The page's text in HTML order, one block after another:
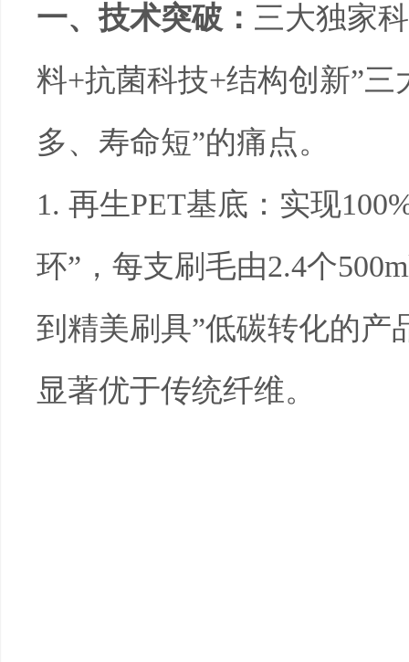
一、技术突破： 三大独家
料+抗菌科技+结构创新”三
多、寿命短”的痛点。
1. 再生PET基底：实现
环”，每支刷毛由2.4个
到精美刷具”低碳转化的产
显著优于传统纤维。